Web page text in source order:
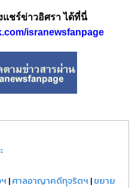
ชร์ข่าวอิศรา ได้ที่นี่
isranewsfanpage
|ศาลอาญาคดีทุจริตฯ |ขยาย